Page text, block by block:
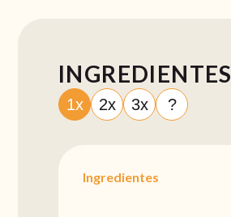
INGREDIENTES
1x 2x 3x ?
Ingredientes